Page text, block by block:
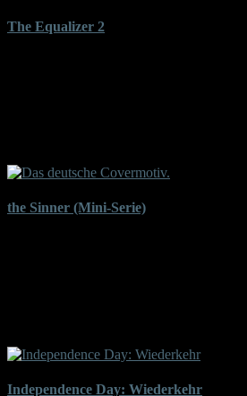
The Equalizer 2
the Sinner (Mini-Serie)
Independence Day: Wiederkehr